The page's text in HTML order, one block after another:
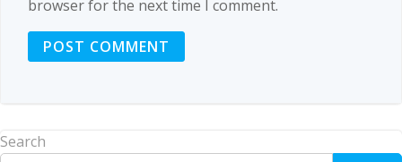
browser for the next time I comment.
Search